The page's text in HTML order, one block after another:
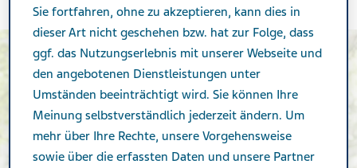
Sie fortfahren, ohne zu akzeptieren, kann dies in
dieser Art nicht geschehen bzw. hat zur Folge, dass
ggf. das Nutzungserlebnis mit unserer Webseite und
den angebotenen Dienstleistungen unter
Umständen beeinträchtigt wird. Sie können Ihre
Meinung selbstverständlich jederzeit ändern. Um
mehr über Ihre Rechte, unsere Vorgehensweise
sowie über die erfassten Daten und unsere Partner